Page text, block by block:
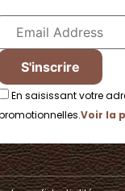
En saisissant votre
Voir la